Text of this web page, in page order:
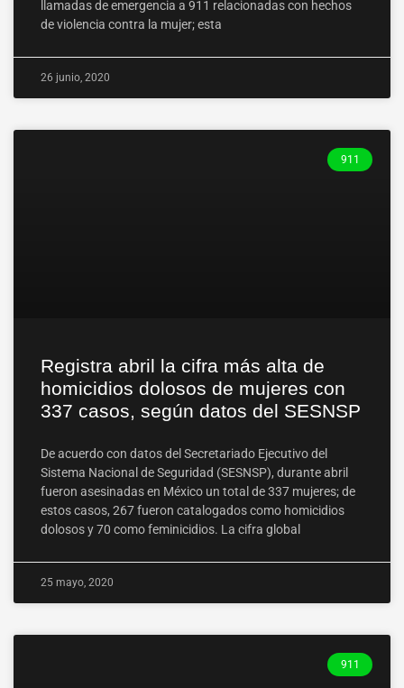
llamadas de emergencia a 911 relacionadas con hechos
de violencia contra la mujer; esta
26 junio, 2020
911
Registra abril la cifra más alta de
homicidios dolosos de mujeres con
337 casos, según datos del SESNSP
De acuerdo con datos del Secretariado Ejecutivo del
Sistema Nacional de Seguridad (SESNSP), durante abril
fueron asesinadas en México un total de 337 mujeres; de
estos casos, 267 fueron catalogados como homicidios
dolosos y 70 como feminicidios. La cifra global
25 mayo, 2020
911